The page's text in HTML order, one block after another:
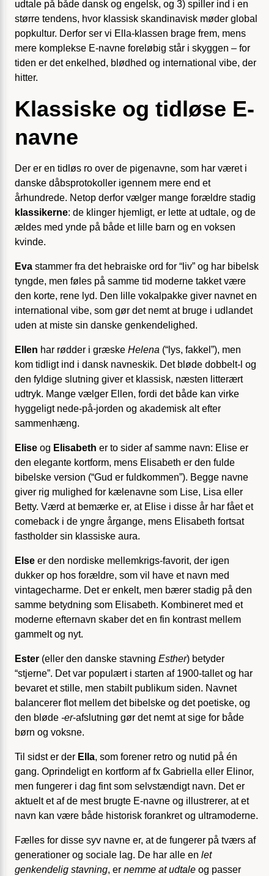
udtale på både dansk og engelsk, og 3) spiller ind i en
større tendens, hvor klassisk skandinavisk møder global
popkultur. Derfor ser vi Ella-klassen brage frem, mens
mere komplekse E-navne foreløbig står i skyggen – for
tiden er det enkelhed, blødhed og international vibe, der
hitter.
Klassiske og tidløse E-
navne
Der er en tidløs ro over de pigenavne, som har været i
danske dåbsprotokoller igennem mere end et
århundrede. Netop derfor vælger mange forældre stadig
klassikerne: de klinger hjemligt, er lette at udtale, og de
ældes med ynde på både et lille barn og en voksen
kvinde.
Eva stammer fra det hebraiske ord for “liv” og har bibelsk
tyngde, men føles på samme tid moderne takket være
den korte, rene lyd. Den lille vokalpakke giver navnet en
international vibe, som gør det nemt at bruge i udlandet
uden at miste sin danske genkendelighed.
Ellen har rødder i græske Helena (“lys, fakkel”), men
kom tidligt ind i dansk navneskik. Det bløde dobbelt-l og
den fyldige slutning giver et klassisk, næsten litterært
udtryk. Mange vælger Ellen, fordi det både kan virke
hyggeligt nede-på-jorden og akademisk alt efter
sammenhæng.
Elise og Elisabeth er to sider af samme navn: Elise er
den elegante kortform, mens Elisabeth er den fulde
bibelske version (“Gud er fuldkommen”). Begge navne
giver rig mulighed for kælenavne som Lise, Lisa eller
Betty. Værd at bemærke er, at Elise i disse år har fået et
comeback i de yngre årgange, mens Elisabeth fortsat
fastholder sin klassiske aura.
Else er den nordiske mellemkrigs-favorit, der igen
dukker op hos forældre, som vil have et navn med
vintagecharme. Det er enkelt, men bærer stadig på den
samme betydning som Elisabeth. Kombineret med et
moderne efternavn skaber det en fin kontrast mellem
gammelt og nyt.
Ester (eller den danske stavning Esther) betyder
“stjerne”. Det var populært i starten af 1900-tallet og har
bevaret et stille, men stabilt publikum siden. Navnet
balancerer flot mellem det bibelske og det poetiske, og
den bløde -er-afslutning gør det nemt at sige for både
børn og voksne.
Til sidst er der Ella, som forener retro og nutid på én
gang. Oprindeligt en kortform af fx Gabriella eller Elinor,
men fungerer i dag fint som selvstændigt navn. Det er
aktuelt et af de mest brugte E-navne og illustrerer, at et
navn kan være både historisk forankret og ultramoderne.
Fælles for disse syv navne er, at de fungerer på tværs af
generationer og sociale lag. De har alle en let
genkendelig stavning, er nemme at udtale og passer